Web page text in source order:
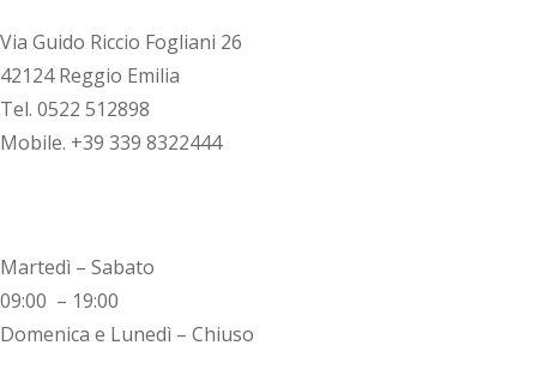
Via Guido Riccio Fogliani 26
42124 Reggio Emilia
Tel. 0522 512898
Mobile. +39 339 8322444
Martedì – Sabato
09:00 – 19:00
Domenica e Lunedì – Chiuso